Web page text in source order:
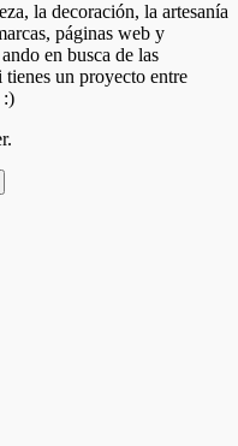
la decoración, la artesanía
páginas web y
en busca de las
tienes un proyecto entre
:)